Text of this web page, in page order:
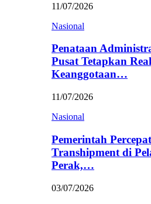
11/07/2026
Nasional
Penataan
Pusat Tetapkan
Keanggotaan…
11/07/2026
Nasional
Pemerintah
Transhipment di
Perak,…
03/07/2026